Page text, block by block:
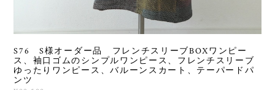
S76 S様オーダー品 フレンチスリーブBOXワンピー
ス、袖口ゴムのシンプルワンピース、フレンチスリーブ
ゆったりワンピース、バルーンスカート、テーパードパ
ンツ